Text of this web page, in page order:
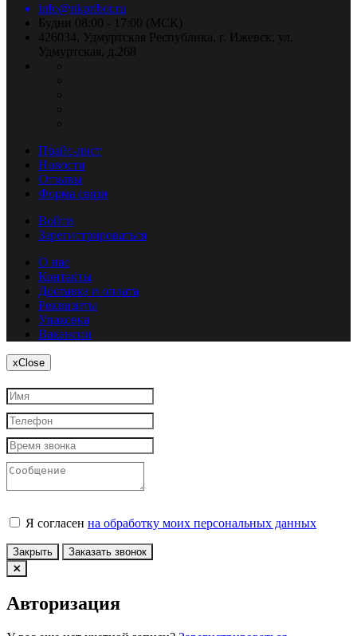
info@nkpribor.ru
Будни 08:00 - 17:00 (МСК)
426034, Удмуртская Республика, г. Ижевск, ул.
Удмуртская, д.268
Прайс-лист
Новости
Отзывы
Форма связи
Войти
Зарегистрироваться
О нас
Контакты
Доставка и оплата
Реквизиты
Упаковка
Вакансии
xClose
Я согласен на обработку моих персональных данных
Закрыть Заказать звонок
Авторизация